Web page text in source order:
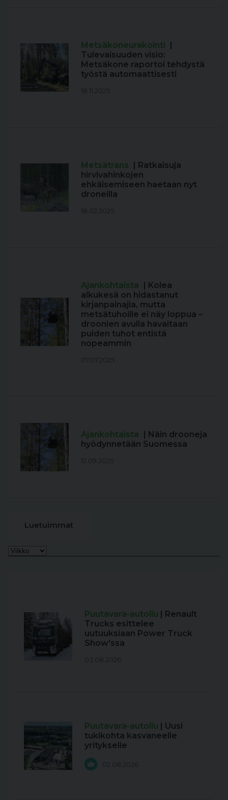
Metsäkoneurakointi |
Tulevaisuuden visio:
Metsäkone raportoi tehdystä
työstä automaattisesti
18.11.2025
Metsätrans | Ratkaisuja
hirvivahinkojen
ehkäisemiseen haetaan nyt
droneilla
18.02.2025
Ajankohtaista | Kolea
alkukesä on hidastanut
kirjanpainajia, mutta
metsätuhoille ei näy loppua –
droonien avulla havaitaan
puiden tuhot entistä
nopeammin
07.07.2025
Ajankohtaista | Näin drooneja
hyödynnetään Suomessa
12.09.2025
Luetuimmat
Puutavara-autoilu
| Renault
Trucks esittelee
uutuuksiaan Power Truck
Show'ssa
03.08.2026
Puutavara-autoilu
| Uusi
tukikohta kasvaneelle
yritykselle
02.08.2026